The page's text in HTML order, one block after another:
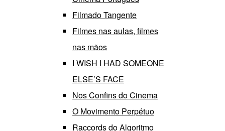
Filmado Tangente
Filmes nas aulas, filmes
nas mãos
I WISH I HAD SOMEONE
ELSE’S FACE
Nos Confins do Cinema
O Movimento Perpétuo
Raccords do Algoritmo